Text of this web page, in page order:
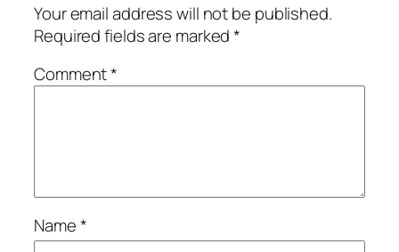
Your email address will not be published.
Required fields are marked*
Comment*
Name*